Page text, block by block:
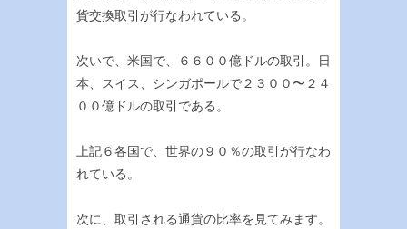
貨交換取引が行なわれている。
次いで、米国で、６６００億ドルの取引。日
本、スイス、シンガポールで２３００〜２４
００億ドルの取引である。
上記６各国で、世界の９０％の取引が行なわ
れている。
次に、取引される通貨の比率を見てみます。